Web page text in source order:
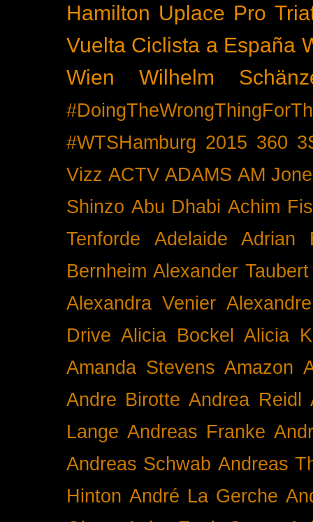
Hamilton Uplace Pro
Vuelta Ciclista a España
Wien
Wilhelm
#WTSHamburg 2015 360
Vizz ACTV ADAMS AM
Shinzo Abu Dhabi Achim
Tenforde
Adelaide
Adrian
Bernheim Alexander Taubert
Alexandra Venier
Drive Alicia Bockel
Alicia
Amanda Stevens Amazon
Andre Birotte Andrea Reidl
Lange Andreas Franke
Andreas Schwab Andreas
Hinton André La Gerche